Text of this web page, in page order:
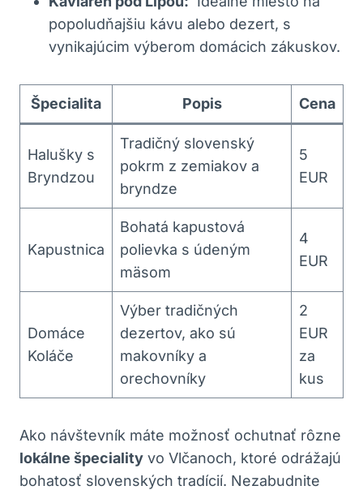
popoludňajšiu kávu alebo dezert, s
vynikajúcim výberom domácich zákuskov.
Špecialita Popis Cena
Halušky s
Bryndzou
Tradičný slovenský
pokrm z zemiakov a
⁣bryndze
5
EUR
Kapustnica
Bohatá kapustová
polievka s‌ údeným
mäsom
4
EUR
Domáce‍
Koláče
Výber tradičných
dezertov,‌ ako sú
makovníky a
orechovníky
2
EUR
za
kus
Ako návštevník⁣ máte⁢ možnosť ochutnať rôzne
lokálne špeciality vo Vlčanoch, ktoré ​odrážajú
bohatosť slovenských tradícií.‌ Nezabudnite